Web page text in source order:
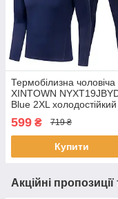
Термобілизна чоловіча
XINTOWN
Blue 2XL холодостійкий
костюм 3шт
599 ₴ 719 ₴
Купити
Акційні